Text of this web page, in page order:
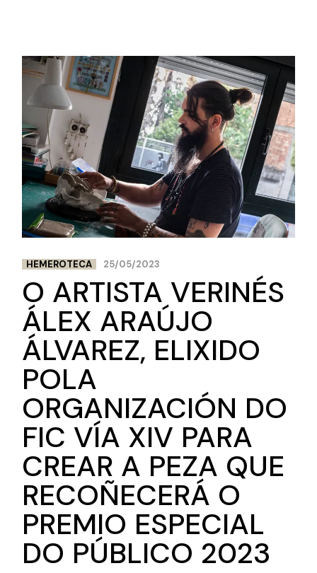
HEMEROTECA 25/05/2023
O ARTISTA VERINÉS
ÁLEX ARAÚJO
ÁLVAREZ, ELIXIDO
POLA
ORGANIZACIÓN DO
FIC VÍA XIV PARA
CREAR A PEZA QUE
RECOÑECERÁ O
PREMIO ESPECIAL
DO PÚBLICO 2023